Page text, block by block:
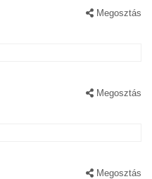
Megosztás
Megosztás
Megosztás